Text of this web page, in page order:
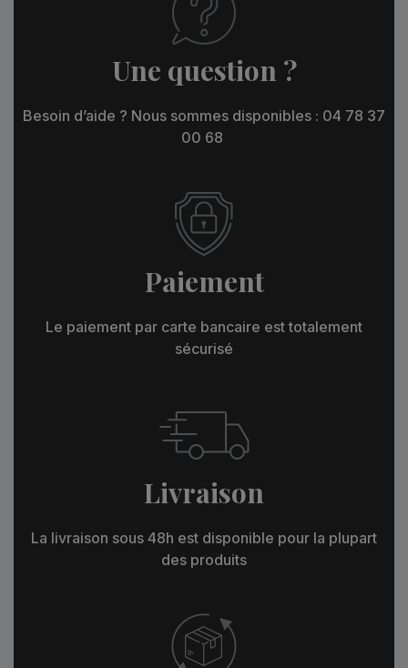
Une question ?
Besoin d’aide ? Nous sommes disponibles : 04 78 37
00 68
Paiement
Le paiement par carte bancaire est totalement
sécurisé
Livraison
La livraison sous 48h est disponible pour la plupart
des produits